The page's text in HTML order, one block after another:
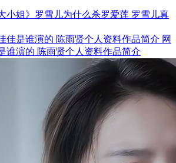
小姐》罗雪儿为什么杀罗爱莲 罗雪儿真
网
谁演的 陈雨贤个人资料作品简介